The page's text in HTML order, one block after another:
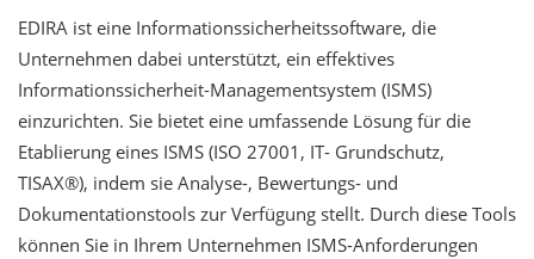
EDIRA ist eine Informationssicherheitssoftware, die
Unternehmen dabei unterstützt, ein effektives
Informationssicherheit-Managementsystem (ISMS)
einzurichten. Sie bietet eine umfassende Lösung für die
Etablierung eines ISMS (ISO 27001, IT- Grundschutz,
TISAX®), indem sie Analyse-, Bewertungs- und
Dokumentationstools zur Verfügung stellt. Durch diese Tools
können Sie in Ihrem Unternehmen ISMS-Anforderungen